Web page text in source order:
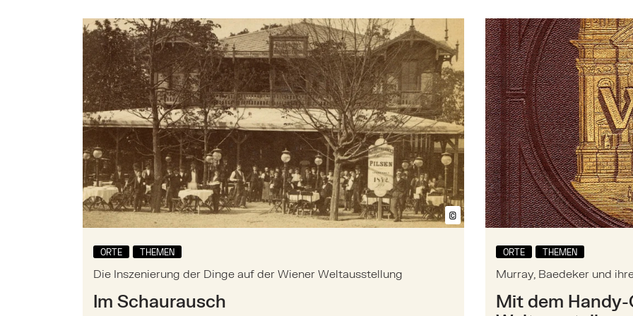
Hauptinhalt
© Bildtext anzeigen/ausblenden
ORTE THEMEN
Die Inszenierung der Dinge auf der Wiener Weltausstellung
Im Schaurausch
Mehr zu: Die Inszenierung der Dinge auf der Wiener Weltausstellung
ORTE THEMEN
Murray, Baedeker und
Mit dem
Mehr zu: Murray,